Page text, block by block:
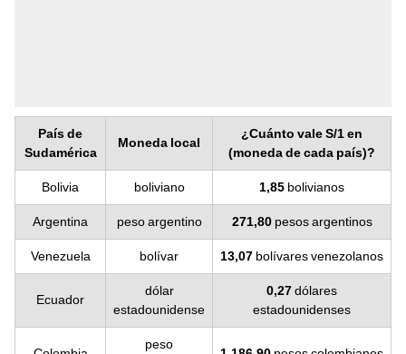
País de
Sudamérica
Moneda local
¿Cuánto vale S/1 en
(moneda de cada país)?
Bolivia boliviano 1,85 bolivianos
Argentina peso argentino 271,80pesos argentinos
Venezuela bolívar 13,07 bolívares venezolanos
Ecuador
dólar
estadounidense
0,27dólares
estadounidenses
peso